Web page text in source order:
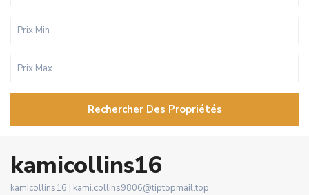
Rechercher Des Propriétés
kamicollins16
kamicollins16 | kami.collins9806@tiptopmail.top